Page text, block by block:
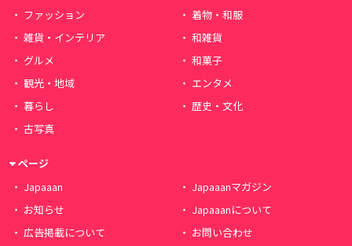
ファッション
着物・和服
雑貨・インテリア
和雑貨
グルメ
和菓子
観光・地域
エンタメ
暮らし
歴史・文化
古写真
ページ
Japaaan
Japaaanマガジン
お知らせ
Japaaanについて
広告掲載について
お問い合わせ